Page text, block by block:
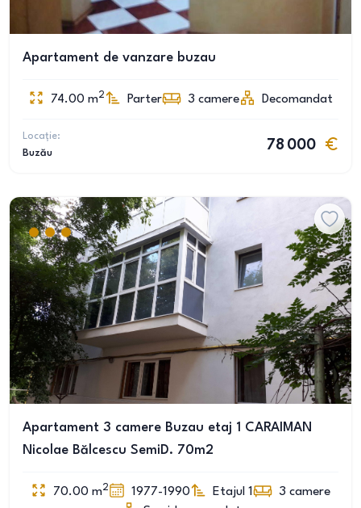
Apartament de vanzare buzau
74.00 m2 Parter 3 camere Decomandat
Locație:
Buzău
78 000
Apartament 3 camere Buzau etaj 1 CARAIMAN
Nicolae Bălcescu SemiD. 70m2
70.00 m2 1977-1990 Etajul 1 3 camere